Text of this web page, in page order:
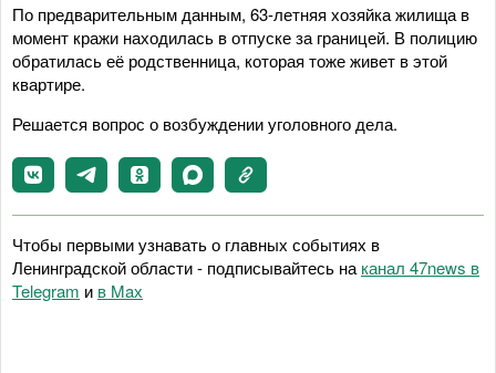
По предварительным данным, 63-летняя хозяйка жилища в
момент кражи находилась в отпуске за границей. В полицию
обратилась её родственница, которая тоже живет в этой
квартире.
Решается вопрос о возбуждении уголовного дела.
Чтобы первыми узнавать о главных событиях в
Ленинградской области - подписывайтесь на канал 47news в
Telegram и в Maх